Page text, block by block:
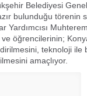
Belediyesi
bulunduğu törenin
Yardımcısı
öğrencilerinin;
teknoloji ile
amaçlıyor.